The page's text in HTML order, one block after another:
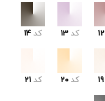
12 کد 13 کد 14
19 کد 20 کد 21